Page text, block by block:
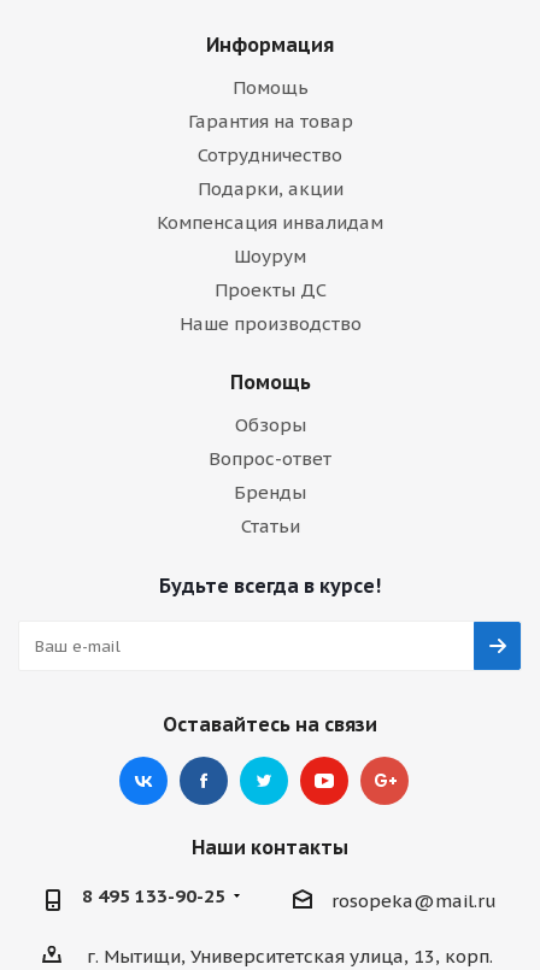
Информация
Помощь
Гарантия на товар
Сотрудничество
Подарки, акции
Компенсация инвалидам
Шоурум
Проекты ДС
Наше производство
Помощь
Обзоры
Вопрос-ответ
Бренды
Статьи
Будьте всегда в курсе!
Оставайтесь на связи
Наши контакты
8 495 133-90-25 rosopeka@mail.ru
г. Мытищи, Университетская улица, 13, корп.